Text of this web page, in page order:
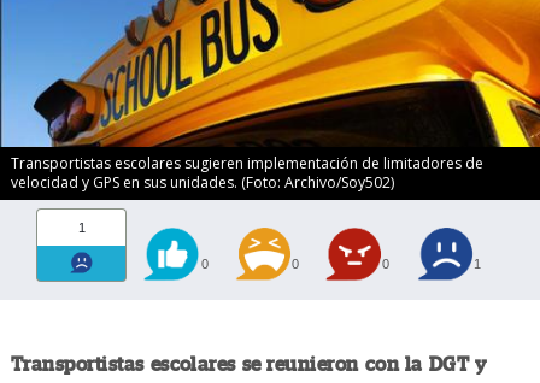
Transportistas escolares sugieren implementación de limitadores de
velocidad y GPS en sus unidades. (Foto: Archivo/Soy502)
1
0 0 0 1
Transportistas escolares se reunieron con la DGT y